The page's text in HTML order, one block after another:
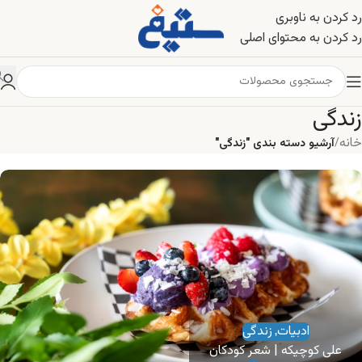
رد کردن به ناوبری
رد کردن به محتوای اصلی
زندگی
خانه/آرشیو دسته بندی "زندگی"
ادبیات زندگی
حسینقلی | قصه ی مردی که لب نداشت
ادبیات, زندگی
علی کوچیکه | شعر کودکان
زندگی